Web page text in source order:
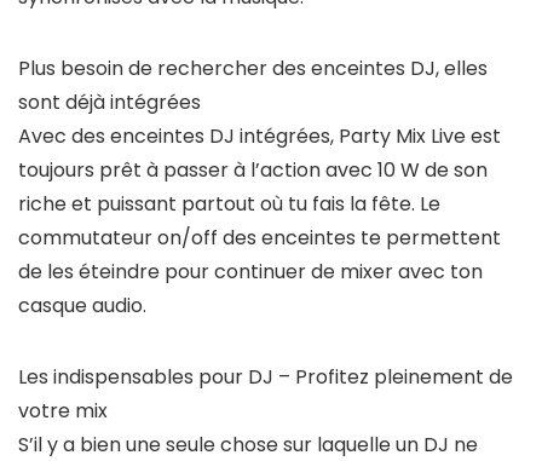
Plus besoin de rechercher des enceintes DJ, elles
sont déjà intégrées
Avec des enceintes DJ intégrées, Party Mix Live est
toujours prêt à passer à l’action avec 10 W de son
riche et puissant partout où tu fais la fête. Le
commutateur on/off des enceintes te permettent
de les éteindre pour continuer de mixer avec ton
casque audio.
Les indispensables pour DJ – Profitez pleinement de
votre mix
S’il y a bien une seule chose sur laquelle un DJ ne